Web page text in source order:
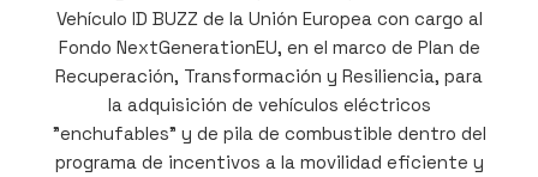
Vehículo ID BUZZ de la Unión Europea con cargo al
Fondo NextGenerationEU, en el marco de Plan de
Recuperación, Transformación y Resiliencia, para
la adquisición de vehículos eléctricos
"enchufables" y de pila de combustible dentro del
programa de incentivos a la movilidad eficiente y